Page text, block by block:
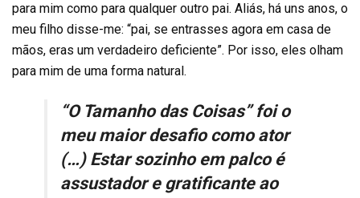
para mim como para qualquer outro pai. Aliás, há uns anos, o
meu filho disse-me: “pai, se entrasses agora em casa de
mãos, eras um verdadeiro deficiente”. Por isso, eles olham
para mim de uma forma natural.
“O Tamanho das Coisas” foi o
meu maior desafio como ator
(…) Estar sozinho em palco é
assustador e gratificante ao